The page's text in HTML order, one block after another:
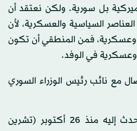
بل سورية. ولكن نعتقد أن
السياسية والعسكرية، لأن
فمن المنطقي أن تكون
في الوفد.
مع نائب رئيس الوزراء السوري
- لا.. شخصيا لم أتحدث إليه منذ 26 أكتوبر (تشرين